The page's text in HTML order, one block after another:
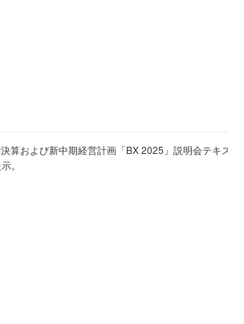
算および新中期経営計画「BX 2025」説明会テキス
。